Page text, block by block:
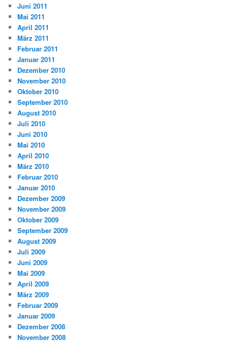
Juni 2011
Mai 2011
April 2011
März 2011
Februar 2011
Januar 2011
Dezember 2010
November 2010
Oktober 2010
September 2010
August 2010
Juli 2010
Juni 2010
Mai 2010
April 2010
März 2010
Februar 2010
Januar 2010
Dezember 2009
November 2009
Oktober 2009
September 2009
August 2009
Juli 2009
Juni 2009
Mai 2009
April 2009
März 2009
Februar 2009
Januar 2009
Dezember 2008
November 2008